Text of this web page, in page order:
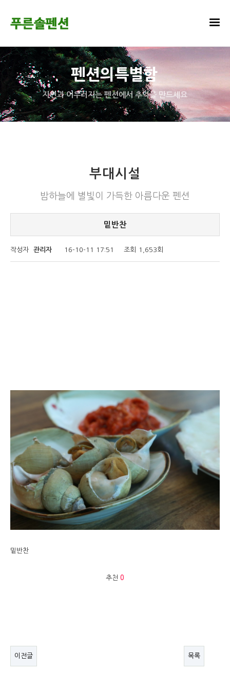
펜션의특별함
자연과 어우러지는 펜션에서 추억을 만드세요
부대시설
밤하늘에 별빛이 가득한 아름다운 펜션
밑반찬
작성자 관리자 16-10-11 17:51 조회 1,653회
밑반찬
추천 0
이전글 목록